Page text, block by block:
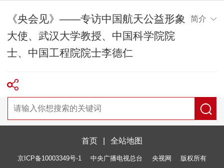
《央会见》——专访中国航天公益形象
大使、武汉大学教授、中国科学院院
士、中国工程院院士李德仁
简介
首页 全站地图
京ICP备10003349号-1 中央广播电视总台 央视网 版权所有